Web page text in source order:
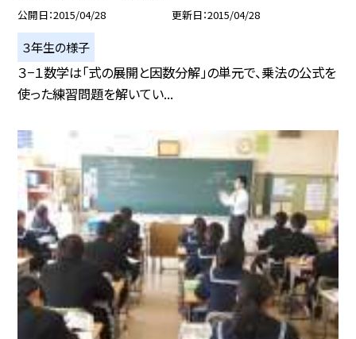
公開日 2015/04/28 更新日 2015/04/28
３年生の様子
３−１数学は「式の展開と因数分解」の単元で、乗法の公式を
使った練習問題を解いてい...